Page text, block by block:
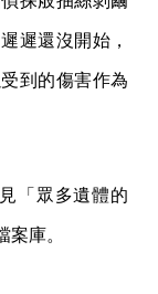
遲還沒開始，
到的傷害作為
「眾多遺體的
庫。